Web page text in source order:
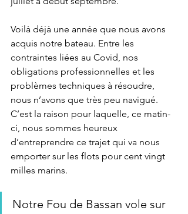
Voilà déjà une année que nous avons
acquis notre bateau. Entre les
contraintes liées au Covid, nos
obligations professionnelles et les
problèmes techniques à résoudre,
nous n’avons que très peu navigué.
C’est la raison pour laquelle, ce matin-
ci, nous sommes heureux
d’entreprendre ce trajet qui va nous
emporter sur les flots pour cent vingt
milles marins.
Notre Fou de Bassan vole sur